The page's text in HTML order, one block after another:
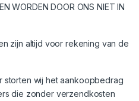
WORDEN DOOR ONS NIET IN
zijn altijd voor rekening van de
storten wij het aankoopbedrag
die zonder verzendkosten